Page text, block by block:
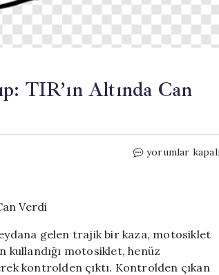
TIR’ın Altında Can
Motosiklet
TIR’ın
Altında
Can
yorumlar
gelen trajik bir kaza, motosiklet
kullandığı motosiklet, henüz
kontrolden çıktı. Kontrolden çıkan